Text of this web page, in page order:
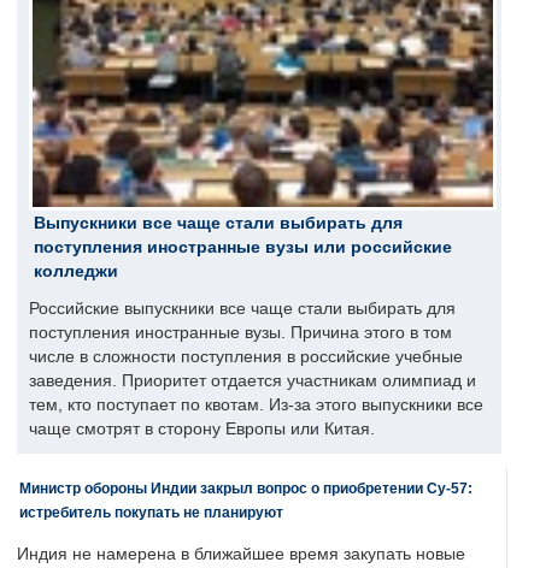
Выпускники все чаще стали выбирать для
поступления иностранные вузы или российские
колледжи
Российские выпускники все чаще стали выбирать для
поступления иностранные вузы. Причина этого в том
числе в сложности поступления в российские учебные
заведения. Приоритет отдается участникам олимпиад и
тем, кто поступает по квотам. Из-за этого выпускники все
чаще смотрят в сторону Европы или Китая.
Министр обороны Индии закрыл вопрос о приобретении Су-57:
истребитель покупать не планируют
Индия не намерена в ближайшее время закупать новые